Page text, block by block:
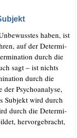
haben, ist
auf der Deter­mi­
durch die
sagt – ist nichts
durch die
der Psy­cho­ana­ly­se,
Sub­jekt wird durch
durch die Deter­mi­
her­vor­ge­bracht,